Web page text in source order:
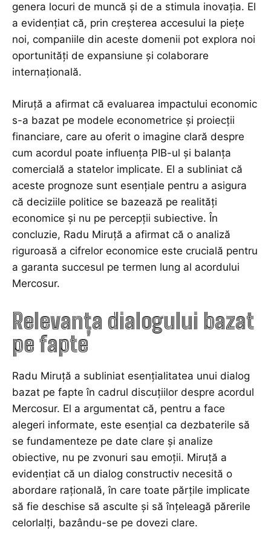
genera locuri de muncă și de a stimula inovația. El
a evidențiat că, prin creșterea accesului la piețe
noi, companiile din aceste domenii pot explora noi
oportunități de expansiune și colaborare
internațională.
Miruţă a afirmat că evaluarea impactului economic
s-a bazat pe modele econometrice și proiecții
financiare, care au oferit o imagine clară despre
cum acordul poate influența PIB-ul și balanța
comercială a statelor implicate. El a subliniat că
aceste prognoze sunt esențiale pentru a asigura
că deciziile politice se bazează pe realități
economice și nu pe percepții subiective. În
concluzie, Radu Miruţă a afirmat că o analiză
riguroasă a cifrelor economice este crucială pentru
a garanta succesul pe termen lung al acordului
Mercosur.
Relevanța dialogului bazat
pe fapte
Radu Miruţă a subliniat esențialitatea unui dialog
bazat pe fapte în cadrul discuțiilor despre acordul
Mercosur. El a argumentat că, pentru a face
alegeri informate, este esențial ca dezbaterile să
se fundamenteze pe date clare și analize
obiective, nu pe zvonuri sau emoții. Miruţă a
evidențiat că un dialog constructiv necesită o
abordare rațională, în care toate părțile implicate
să fie deschise să asculte și să înțeleagă părerile
celorlalți, bazându-se pe dovezi clare.